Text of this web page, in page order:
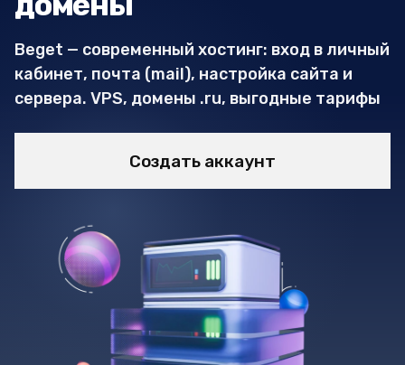
Beget — современный хостинг: вход в личный
кабинет, почта (mail), настройка сайта и
сервера. VPS, домены .ru, выгодные тарифы
Создать аккаунт